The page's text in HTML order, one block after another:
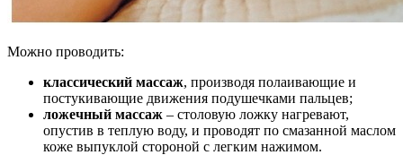
Можно проводить:
классический массаж, производя полаивающие и
постукивающие движения подушечками пальцев;
ложечный массаж – столовую ложку нагревают,
опустив в теплую воду, и проводят по смазанной маслом
коже выпуклой стороной с легким нажимом.